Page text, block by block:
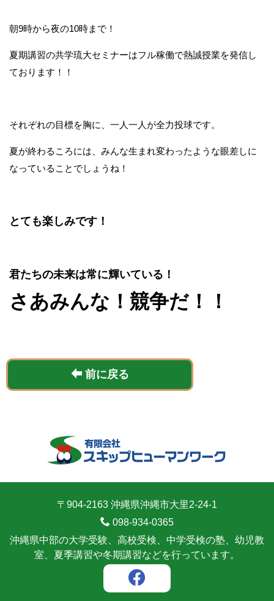
朝9時から夜の10時まで！
夏期講習の共学琉大セミナーはフル稼働で熱誠授業を発信し
ております！！
それぞれの目標を胸に、一人一人が全力投球です。
夏が終わるころには、みんな生まれ変わったような眼差しに
なっていることでしょうね！
とても楽しみです！
君たちの未来は常に輝いている！
さあみんな！競争だ！！
前に戻る
〒904-2163 沖縄県沖縄市大里2-24-1
098-934-0365
沖縄県中部の大学受験、高校受検、中学受検の塾、幼児教
室、夏季講習や冬期講習などを行っています。